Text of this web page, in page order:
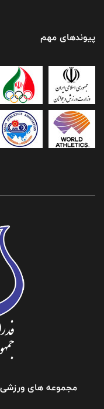
پیوندهای مهم
مجموعه های